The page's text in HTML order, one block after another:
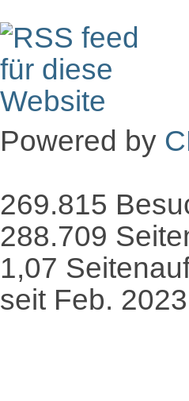
Powered by
269.815
288.709
1,07
seit Feb. 2023